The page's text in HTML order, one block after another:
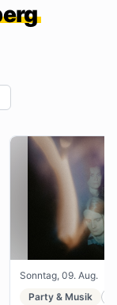
Sonntag, 09. Aug.
Party & Musik